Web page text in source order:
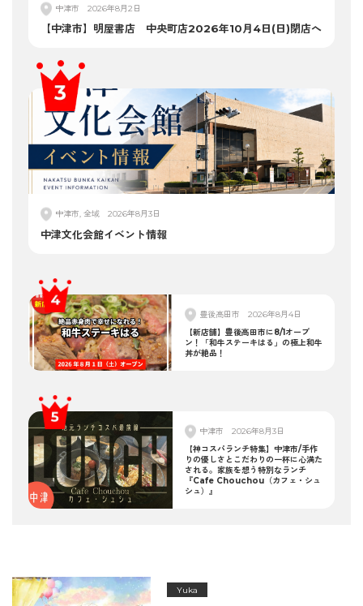
中津市 2026年8月2日
【中津市】明屋書店 中央町店2026年10月4日(日)閉店へ
中津市, 全域 2026年8月3日
中津文化会館イベント情報
豊後高田市
2026年8月4日
【新店舗】豊後高田市に8/1オープ
ン！「和牛ステーキはる」の極上和牛
丼が絶品！
中津市
2026年8月3日
【神コスパランチ特集】中津市/手作
りの優しさとこだわりの一杯に心満た
される。家族を想う特別なランチ
『Cafe Chouchou（カフェ・シュ
シュ）』
Yuka